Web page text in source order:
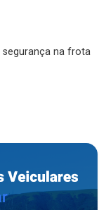
segurança na frota